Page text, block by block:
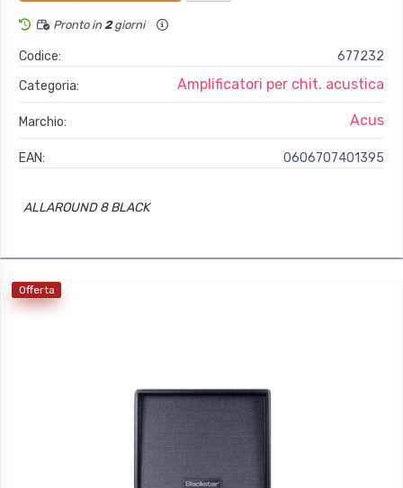
Pronto in 2giorni
Codice:
677232
Categoria:
Amplificatori per chit. acustica
Marchio: Acus
EAN: 0606707401395
ALLAROUND 8 BLACK
Offerta